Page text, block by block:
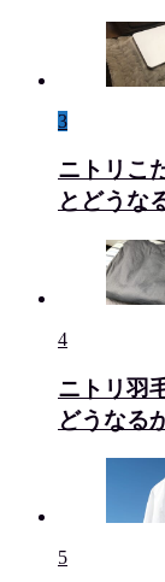
3
ニトリこ
とどうな
4
ニトリ羽
どうなる
5